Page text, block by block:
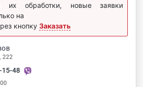
их обработки, новые заявки
на
кнопку Заказать
222
15-48